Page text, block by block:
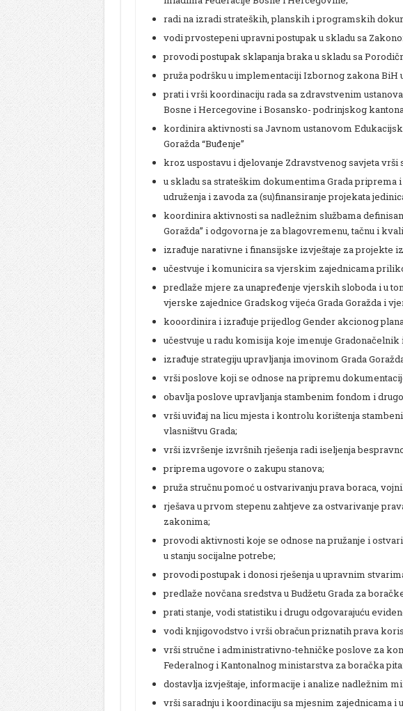
radi na izradi strateških, planskih i programskih
vodi prvostepeni upravni postupak u skladu sa
provodi postupak sklapanja braka u skladu sa
pruža podršku u implementaciji Izbornog zakona BiH
prati i vrši koordinaciju rada sa zdravstvenim
Bosne i Hercegovine i Bosansko- podrinjskog
kordinira aktivnosti sa Javnom ustanovom
Goražda “Buđenje”
kroz uspostavu i djelovanje Zdravstvenog savjeta vrši
u skladu sa strateškim dokumentima Grada priprema
udruženja i zavoda za (su)finansiranje projekata
koordinira aktivnosti sa nadležnim službama
Goražda” i odgovorna je za blagovremenu, tačnu i
izrađuje narativne i finansijske izvještaje za projekte
učestvuje i komunicira sa vjerskim zajednicama
predlaže mjere za unapređenje vjerskih sloboda i u
vjerske zajednice Gradskog vijeća Grada Goražda i
kooordinira i izrađuje prijedlog Gender akcionog plana
učestvuje u radu komisija koje imenuje Gradonačelnik
izrađuje strategiju upravljanja imovinom Grada
vrši poslove koji se odnose na pripremu
obavlja poslove upravljanja stambenim fondom i
vrši uviđaj na licu mjesta i kontrolu korištenja
vlasništvu Grada;
vrši izvršenje izvršnih rješenja radi iseljenja
priprema ugovore o zakupu stanova;
pruža stručnu pomoć u ostvarivanju prava boraca,
rješava u prvom stepenu zahtjeve za ostvarivanje
zakonima;
provodi aktivnosti koje se odnose na pružanje i
u stanju socijalne potrebe;
provodi postupak i donosi rješenja u upravnim
predlaže novčana sredstva u Budžetu Grada za
prati stanje, vodi statistiku i drugu odgovarajuću
vodi knjigovodstvo i vrši obračun priznatih prava
vrši stručne i administrativno-tehničke poslove za
Federalnog i Kantonalnog ministarstva za boračka
dostavlja izvještaje, informacije i analize nadležnim
vrši saradnju i koordinaciju sa mjesnim zajednicama